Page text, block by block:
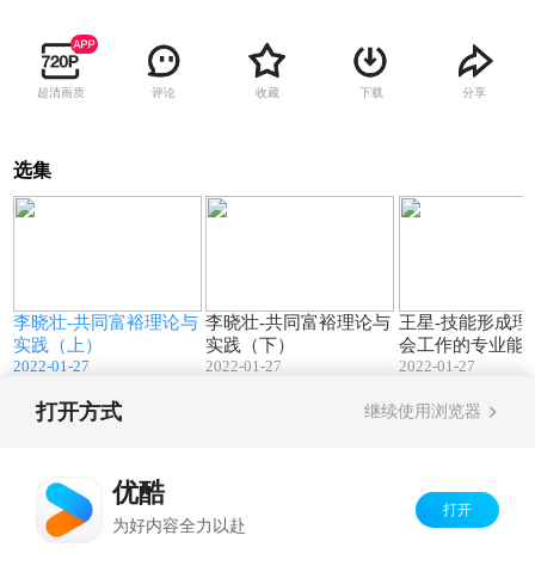
超清画质 评论 收藏 下载 分享
选集
李晓壮-共同富裕理论与
实践（上）
2022-01-27
李晓壮-共同富裕理论与
实践（下）
2022-01-27
王星-技能形成理
会工作的专业能
2022-01-27
打开方式 继续使用浏览器
优酷
为好内容全力以赴
打开